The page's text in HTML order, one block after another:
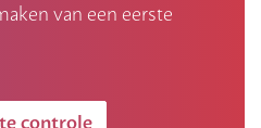
van een eerste
controle